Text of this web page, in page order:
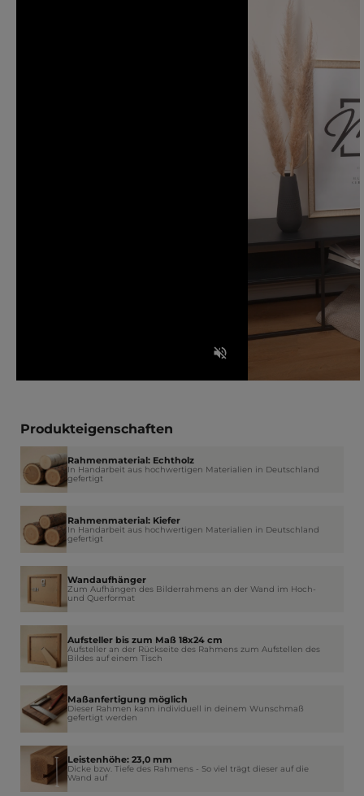
Produkteigenschaften
Rahmenmaterial: Echtholz
In Handarbeit aus hochwertigen Materialien in Deutschland
gefertigt
Rahmenmaterial: Kiefer
In Handarbeit aus hochwertigen Materialien in Deutschland
gefertigt
Wandaufhänger
Zum Aufhängen des Bilderrahmens an der Wand im Hoch-
und Querformat
Aufsteller bis zum Maß 18x24 cm
Aufsteller an der Rückseite des Rahmens zum Aufstellen des
Bildes auf einem Tisch
Maßanfertigung möglich
Dieser Rahmen kann individuell in deinem Wunschmaß
gefertigt werden
Leistenhöhe: 23,0 mm
Dicke bzw. Tiefe des Rahmens - So viel trägt dieser auf die
Wand auf